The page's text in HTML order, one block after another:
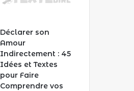
Déclarer son
Amour
Indirectement : 45
Idées et Textes
pour Faire
Comprendre vos